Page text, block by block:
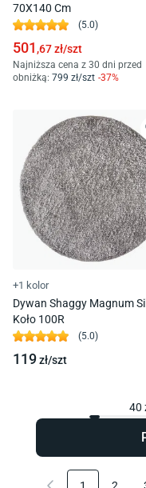
70X140 Cm
(5.0)
501 ,67zł/szt
Najniższa cena z 30 dni przed
obniżką: 799 zł/szt -37%
+1 kolor
Dywan Shaggy Magnum
Koło 100R
(5.0)
119zł/szt
40
1 2